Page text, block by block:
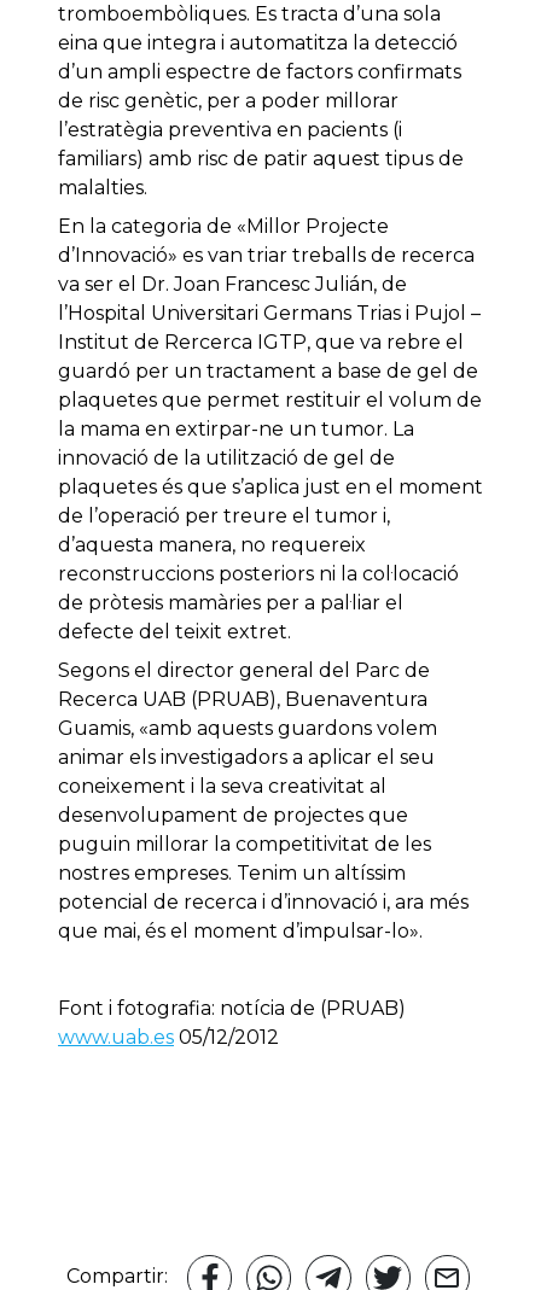
tromboembòliques. Es tracta d’una sola
eina que integra i automatitza la detecció
d’un ampli espectre de factors confirmats
de risc genètic, per a poder millorar
l’estratègia preventiva en pacients (i
familiars) amb risc de patir aquest tipus de
malalties.
En la categoria de «Millor Projecte
d’Innovació» es van triar treballs de recerca
va ser el Dr. Joan Francesc Julián, de
l’Hospital Universitari Germans Trias i Pujol –
Institut de Rercerca IGTP, que va rebre el
guardó per un tractament a base de gel de
plaquetes que permet restituir el volum de
la mama en extirpar-ne un tumor. La
innovació de la utilització de gel de
plaquetes és que s’aplica just en el moment
de l’operació per treure el tumor i,
d’aquesta manera, no requereix
reconstruccions posteriors ni la col·locació
de pròtesis mamàries per a pal·liar el
defecte del teixit extret.
Segons el director general del Parc de
Recerca UAB (PRUAB), Buenaventura
Guamis, «amb aquests guardons volem
animar els investigadors a aplicar el seu
coneixement i la seva creativitat al
desenvolupament de projectes que
puguin millorar la competitivitat de les
nostres empreses. Tenim un altíssim
potencial de recerca i d’innovació i, ara més
que mai, és el moment d’impulsar-lo».
Font i fotografia: notícia de (PRUAB)
www.uab.es 05/12/2012
Compartir: